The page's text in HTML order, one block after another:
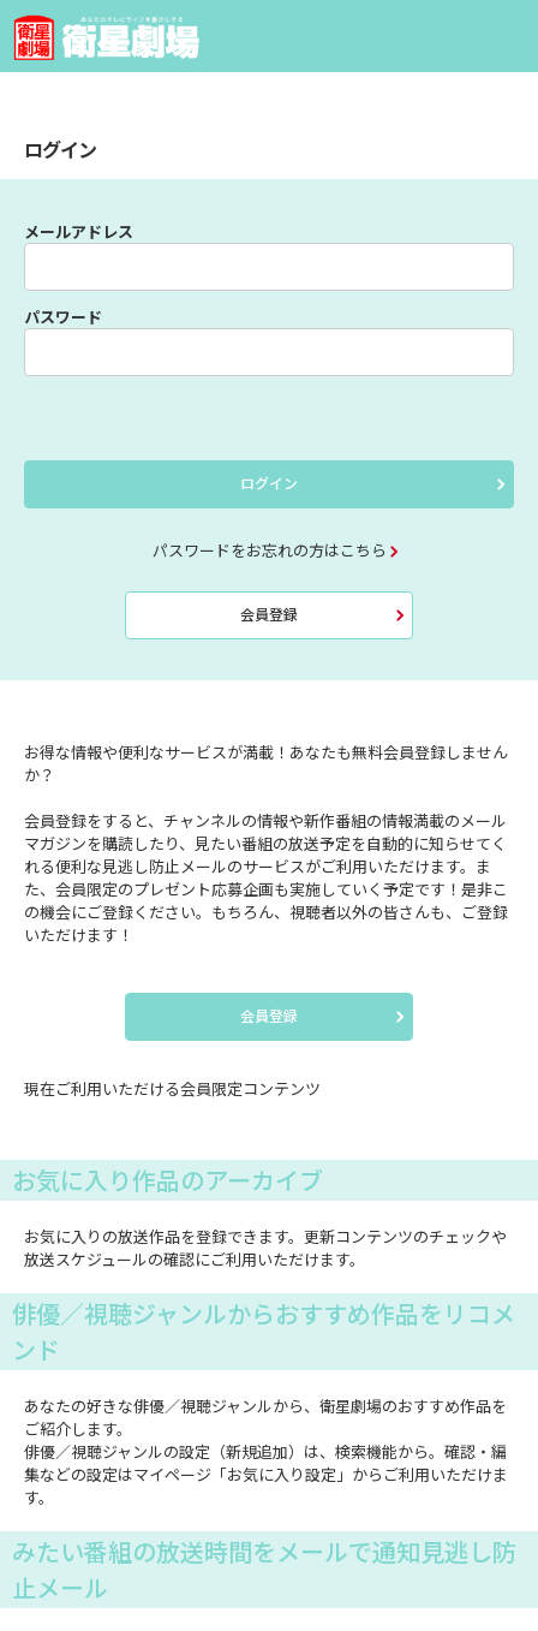
ログイン
メールアドレス
パスワード
ログイン
パスワードをお忘れの方はこちら
会員登録
お得な情報や便利なサービスが満載！あなたも無料会員登録しません
か？
会員登録をすると、チャンネルの情報や新作番組の情報満載のメール
マガジンを購読したり、見たい番組の放送予定を自動的に知らせてく
れる便利な見逃し防止メールのサービスがご利用いただけます。ま
た、会員限定のプレゼント応募企画も実施していく予定です！是非こ
の機会にご登録ください。もちろん、視聴者以外の皆さんも、ご登録
いただけます！
会員登録
現在ご利用いただける会員限定コンテンツ
お気に入り作品のアーカイブ
お気に入りの放送作品を登録できます。更新コンテンツのチェックや
放送スケジュールの確認にご利用いただけます。
俳優／視聴ジャンルからおすすめ作品をリコメ
ンド
あなたの好きな俳優／視聴ジャンルから、衛星劇場のおすすめ作品を
ご紹介します。
俳優／視聴ジャンルの設定（新規追加）は、検索機能から。確認・編
集などの設定はマイページ「お気に入り設定」からご利用いただけま
す。
みたい番組の放送時間をメールで通知見逃し防
止メール